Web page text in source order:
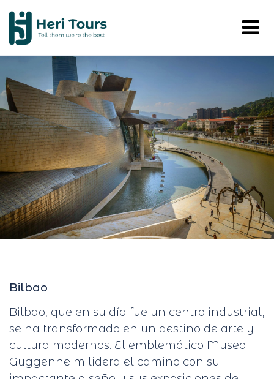
Bilbao
Bilbao, que en su día fue un centro industrial,
se ha transformado en un destino de arte y
cultura modernos. El emblemático Museo
Guggenheim lidera el camino con su